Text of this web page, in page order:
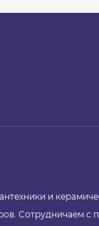
и
Сотрудничаем с